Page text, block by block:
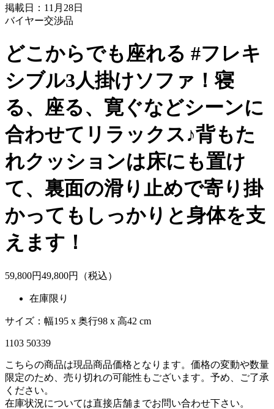
掲載日：11月28日
バイヤー交渉品
どこからでも座れる #フレキ
シブル3人掛けソファ！寝
る、座る、寛ぐなどシーンに
合わせてリラックス♪背もた
れクッションは床にも置け
て、裏面の滑り止めで寄り掛
かってもしっかりと身体を支
えます！
59,800円49,800円（税込）
在庫限り
サイズ：幅195 x 奥行98 x 高42 cm
1103 50339
こちらの商品は現品商品価格となります。価格の変動や数量
限定のため、売り切れの可能性もございます。予め、ご了承
ください。
在庫状況については直接店舗までお問い合わせ下さい。